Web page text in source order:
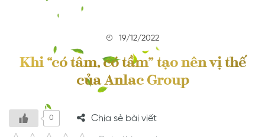
19/12/2022
Khi “có tâm, có tầm” tạo nên vị thế
của Anlac Group
Chia sẻ bài viết
0